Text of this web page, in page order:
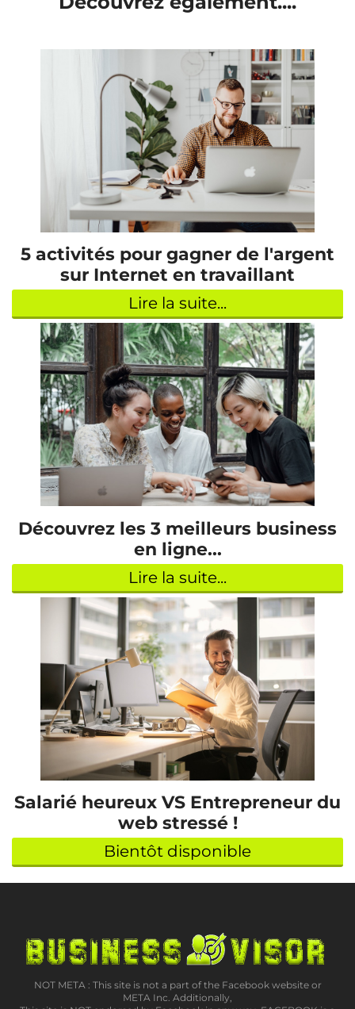
5 activités pour gagner de l'argent
sur Internet en travaillant
Lire la suite...
Découvrez les 3 meilleurs business
en ligne...
Lire la suite...
Salarié heureux VS Entrepreneur du
web stressé !
Bientôt disponible
NOT META : This site is not a part of the Facebook website or
META Inc. Additionally,